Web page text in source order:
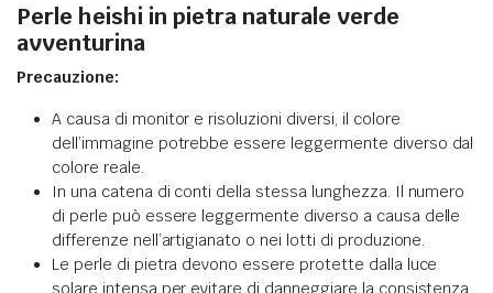
Perle heishi in pietra naturale verde
avventurina
Precauzione:
A causa di monitor e risoluzioni diversi, il colore
dell’immagine potrebbe essere leggermente diverso dal
colore reale.
In una catena di conti della stessa lunghezza. Il numero
di perle può essere leggermente diverso a causa delle
differenze nell’artigianato o nei lotti di produzione.
Le perle di pietra devono essere protette dalla luce
solare intensa per evitare di danneggiare la consistenza